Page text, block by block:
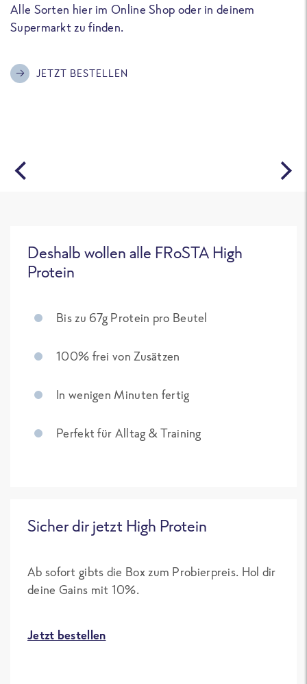
Alle Sorten hier im Online Shop oder in deinem
Supermarkt zu finden.
JETZT BESTELLEN
Deshalb wollen alle FRoSTA High
Protein
Bis zu 67g Protein pro Beutel
100% frei von Zusätzen
In wenigen Minuten fertig
Perfekt für Alltag & Training
Sicher dir jetzt High Protein
Ab sofort gibts die Box zum Probierpreis. Hol dir
deine Gains mit 10%.
Jetzt bestellen